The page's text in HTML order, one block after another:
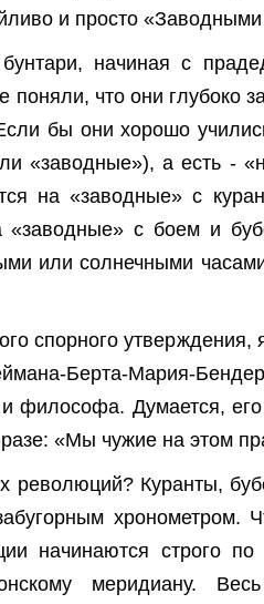
и просто
начиная с
что они глубоко
бы они хорошо
«заводные»), а есть -
на «заводные» с
с боем и
или солнечными
спорного утверждения,
Берта-Мария-
и философа. Думается,
«Мы чужие на этом
революций? Куранты,
хронометром.
начинаются строго по
меридиану.